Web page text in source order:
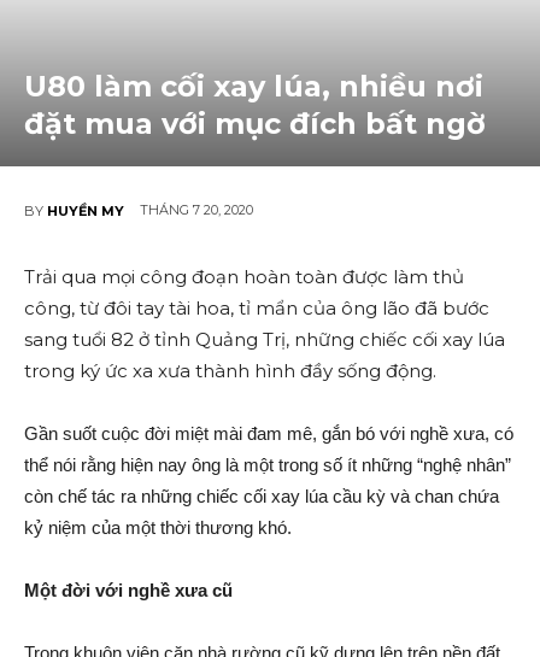
U80 làm cối xay lúa, nhiều nơi
đặt mua với mục đích bấ‌t ngờ
BY HUYỀN MY THÁNG 7 20, 2020
Trải qua mọi công đoạn hoàn toàn được làm thủ
công, từ đôi tay tài hoa, tỉ mẩn của ông lão đã bước
sang tuổi 82 ở tỉnh Quảng Trị, những chiếc cối xay lúa
trong ký ức xa xưa thành hình đầy sống độn‌g.
Gần suốt cuộc đời miệt mài đam mê, gắn bó với nghề xưa, có
thể nói rằng hiện nay ông là một trong số ít những “nghệ nhân”
còn chế tác ra những chiếc cối xay lúa cầu kỳ và chan chứa
kỷ niệm của một thời thương khó.
Một đời với nghề xưa cũ